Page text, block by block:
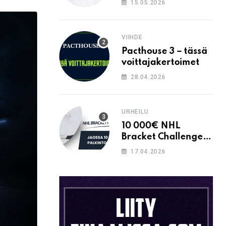
Email
15.05.2026
VIIHDE
Pacthouse 3 – tässä
voittajakertoimet
28.04.2026
URHEILU
10 000€ NHL
Bracket Challenge –
pystytkö
17.04.2026